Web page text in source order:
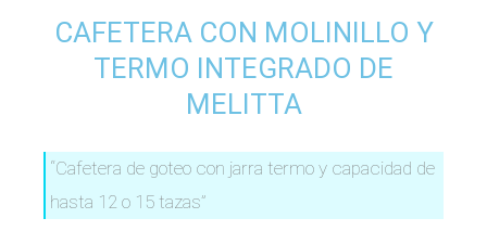
CAFETERA CON MOLINILLO Y
TERMO INTEGRADO DE
MELITTA
“Cafetera de goteo con jarra termo y capacidad de
hasta 12 o 15 tazas”